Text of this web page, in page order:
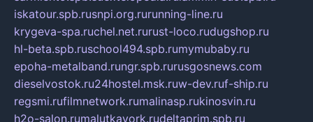
iskatour.spb.rusnpi.org.rurunning-line.ru
krygeva-spa.ruchel.net.rurust-loco.rudugshop.ru
hl-beta.spb.ruschool494.spb.rumymubaby.ru
epoha-metalband.rungr.spb.rurusgosnews.com
dieselvostok.ru24hostel.msk.ruw-dev.ruf-ship.ru
regsmi.rufilmnetwork.rumalinasp.rukinosvin.ru
h2o-salon.rumalutkayork.rudeltaprim.spb.ru